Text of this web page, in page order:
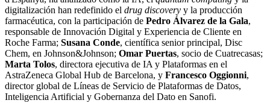
digitalización han redefinido el drug discovery y la producción
farmacéutica, con la participación de Pedro Álvarez de la Gala,
responsable de Innovación Digital y Experiencia de Cliente en
Roche Farma; Susana Conde, científica senior principal, Disc
Chem, en Johnson&Johnson; Omar Puertas, socio de Cuatrecasas;
Marta Tolos, directora ejecutiva de IA y Plataformas en el
AstraZeneca Global Hub de Barcelona, y Francesco Oggionni,
director global de Líneas de Servicio de Plataformas de Datos,
Inteligencia Artificial y Gobernanza del Dato en Sanofi.